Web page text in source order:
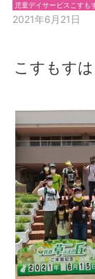
児童デイサービスこすも
2021年6月21日
こすもすは